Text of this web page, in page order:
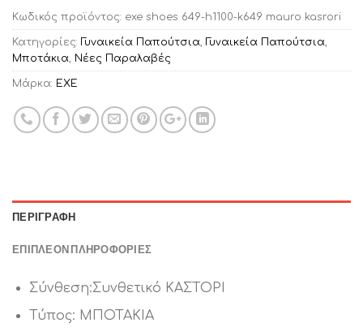
Κωδικός προϊόντος: exe shoes 649-h1100-k649 mauro kasrori
Κατηγορίες: Γυναικεία Παπούτσια, Γυναικεία Παπούτσια,
Μποτάκια, Νέες Παραλαβές
Μάρκα: EXE
ΠΕΡΙΓΡΑΦΉ
ΕΠΙΠΛΈΟΝ ΠΛΗΡΟΦΟΡΊΕΣ
Σύνθεση:Συνθετικό ΚΑΣΤΟΡΙ
Τύπος: ΜΠΟΤΑΚΙΑ